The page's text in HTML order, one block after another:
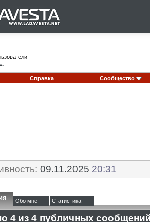
Справка Сообщество
09.11.2025 20:31
Обо мне Статистика
4 из 4 публичных